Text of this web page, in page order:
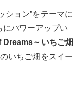
ション”をテーマに
にパワーアップい
Dreams～いちご畑
いちご畑をスイー